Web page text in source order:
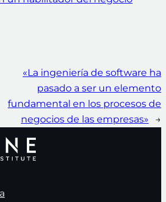
«La ingeniería de software ha
pasado a ser un elemento
fundamental en los procesos de
negocios de las empresas»
→